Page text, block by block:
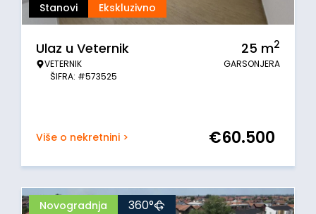
Stanovi Ekskluzivno
Ulaz u Veternik
VETERNIK
ŠIFRA: #573525
25 m2
GARSONJERA
Više o nekretnini > €60.500
Novogradnja 360°